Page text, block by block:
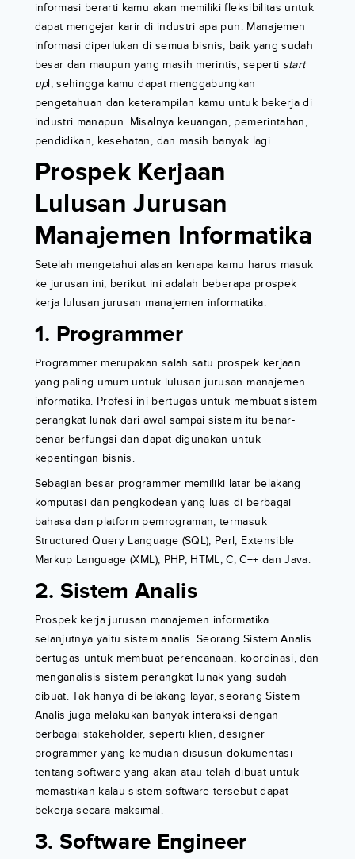
informasi berarti kamu akan memiliki fleksibilitas untuk
dapat mengejar karir di industri apa pun. Manajemen
informasi diperlukan di semua bisnis, baik yang sudah
besar dan maupun yang masih merintis, seperti start
upl, sehingga kamu dapat menggabungkan
pengetahuan dan keterampilan kamu untuk bekerja di
industri manapun. Misalnya keuangan, pemerintahan,
pendidikan, kesehatan, dan masih banyak lagi.
Prospek Kerjaan
Lulusan Jurusan
Manajemen Informatika
Setelah mengetahui alasan kenapa kamu harus masuk
ke jurusan ini, berikut ini adalah beberapa prospek
kerja lulusan jurusan manajemen informatika.
1. Programmer
Programmer merupakan salah satu prospek kerjaan
yang paling umum untuk lulusan jurusan manajemen
informatika. Profesi ini bertugas untuk membuat sistem
perangkat lunak dari awal sampai sistem itu benar-
benar berfungsi dan dapat digunakan untuk
kepentingan bisnis.
Sebagian besar programmer memiliki latar belakang
komputasi dan pengkodean yang luas di berbagai
bahasa dan platform pemrograman, termasuk
Structured Query Language (SQL), Perl, Extensible
Markup Language (XML), PHP, HTML, C, C++ dan Java.
2. Sistem Analis
Prospek kerja jurusan manajemen informatika
selanjutnya yaitu sistem analis. Seorang Sistem Analis
bertugas untuk membuat perencanaan, koordinasi, dan
menganalisis sistem perangkat lunak yang sudah
dibuat. Tak hanya di belakang layar, seorang Sistem
Analis juga melakukan banyak interaksi dengan
berbagai stakeholder, seperti klien, designer
programmer yang kemudian disusun dokumentasi
tentang software yang akan atau telah dibuat untuk
memastikan kalau sistem software tersebut dapat
bekerja secara maksimal.
3. Software Engineer